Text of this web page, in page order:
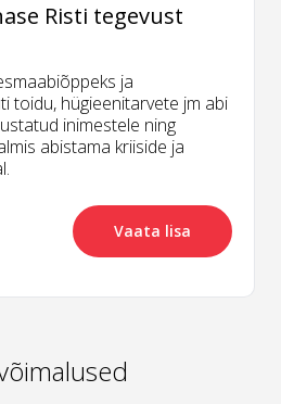
Risti tegevust
ja
toidu, hügieenitarvete jm abi
inimestele ning
abistama kriiside ja
Vaata lisa